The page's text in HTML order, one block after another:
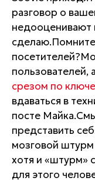
разговор о
недооценивают
срезом по
вдаваться в
посте
представить
мозговой
хотя и «штурм»
для этого